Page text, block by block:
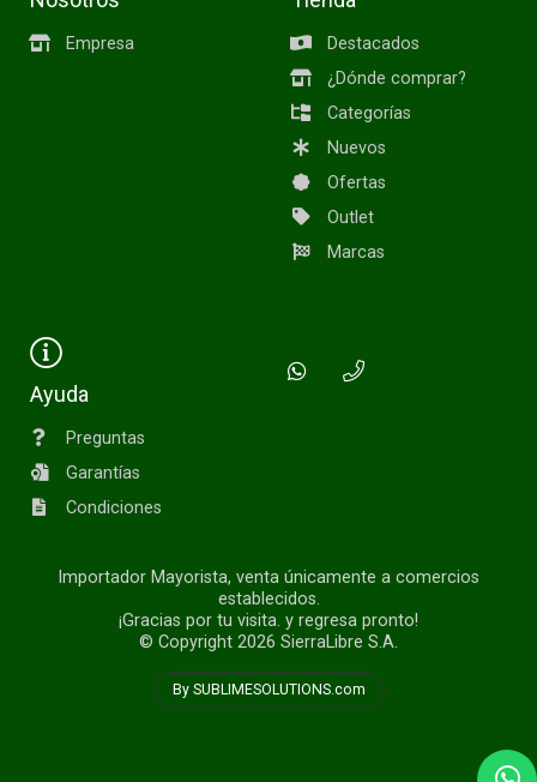
Empresa
Destacados
¿Dónde comprar?
Categorías
Nuevos
Ofertas
Outlet
Marcas
Ayuda
Preguntas
Garantías
Condiciones
Importador Mayorista, venta únicamente a comercios
establecidos.
¡Gracias por tu visita. y regresa pronto!
© Copyright 2026 SierraLibre S.A.
By SUBLIMESOLUTIONS.com